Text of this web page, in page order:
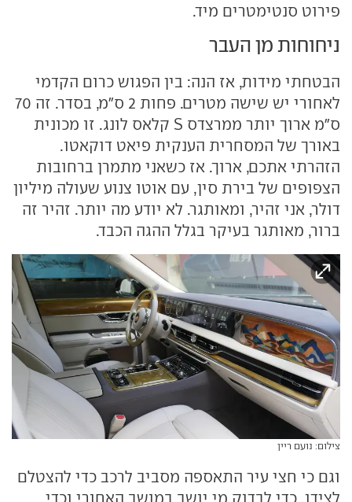
פירוט סנטימטרים מיד.
ניחוחות מן העבר
הבטחתי מידות, אז הנה: בין הפגוש כרום הקדמי
לאחורי יש שישה מטרים. פחות 2 ס"מ, בסדר. זה 70
ס"מ ארוך יותר ממרצדס S קלאס לונג. זו מכונית
באורך של המסחרית הענקית פיאט דוקאטו.
הזהרתי אתכם, ארוך. אז כשאני מתמרן ברחובות
הצפופים של בירת סין, עם אוטו צנוע שעולה מיליון
דולר, אני זהיר, ומאותגר. לא יודע מה יותר. זהיר זה
ברור, מאותגר בעיקר בגלל ההגה הכבד.
צילום: נועם ריין
וגם כי חצי עיר התאספה מסביב לרכב כדי להצטלם
לצידו, כדי לבדוק מי יושב במושב האחורי וכדי